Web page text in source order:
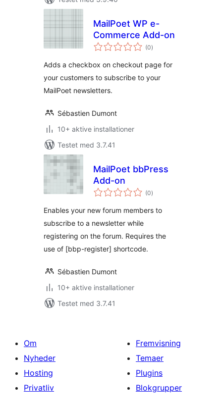
MailPoet WP e-
Commerce Add-on
(0totale
bedømmelser
)
Adds a checkbox on checkout page for
your customers to subscribe to your
MailPoet newsletters.
Sébastien Dumont
10+ aktive installationer
Testet med 3.7.41
MailPoet bbPress
Add-on
(0totale
bedømmelser
)
Enables your new forum members to
subscribe to a newsletter while
registering on the forum. Requires the
use of [bbp-register] shortcode.
Sébastien Dumont
10+ aktive installationer
Testet med 3.7.41
Om
Nyheder
Hosting
Privatliv
Fremvisning
Temaer
Plugins
Blokgrupper